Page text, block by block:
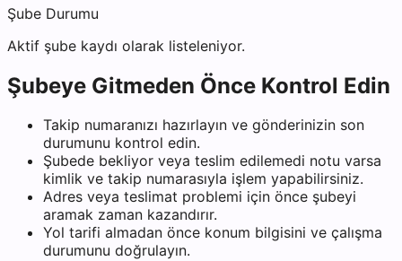
Şube Durumu
Aktif şube kaydı olarak listeleniyor.
Şubeye Gitmeden Önce Kontrol Edin
Takip numaranızı hazırlayın ve gönderinizin son
durumunu kontrol edin.
Şubede bekliyor veya teslim edilemedi notu varsa
kimlik ve takip numarasıyla işlem yapabilirsiniz.
Adres veya teslimat problemi için önce şubeyi
aramak zaman kazandırır.
Yol tarifi almadan önce konum bilgisini ve çalışma
durumunu doğrulayın.